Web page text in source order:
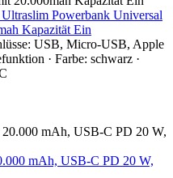
Powerbank Universal
Kapazität Ein
USB, Micro-USB, Apple
· Farbe: schwarz ·
mAh, USB-C PD 20 W,